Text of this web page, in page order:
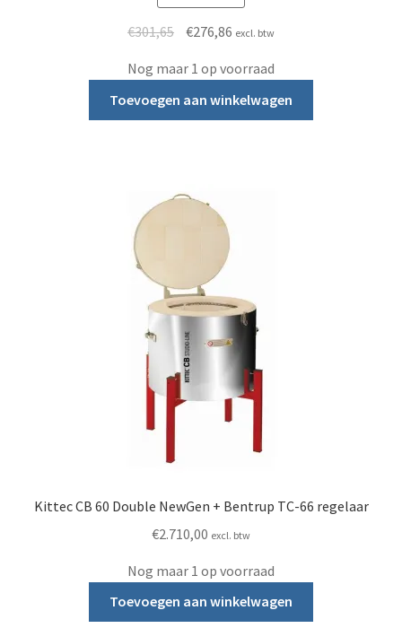
€301,65 Oorspronkelijke prijs was: €301,65.
€276,86Huidige prijs is: €276,86.
excl. btw
Nog maar 1 op voorraad
Toevoegen aan winkelwagen
Kittec CB 60 Double NewGen + Bentrup TC-66 regelaar
€2.710,00 excl. btw
Nog maar 1 op voorraad
Toevoegen aan winkelwagen